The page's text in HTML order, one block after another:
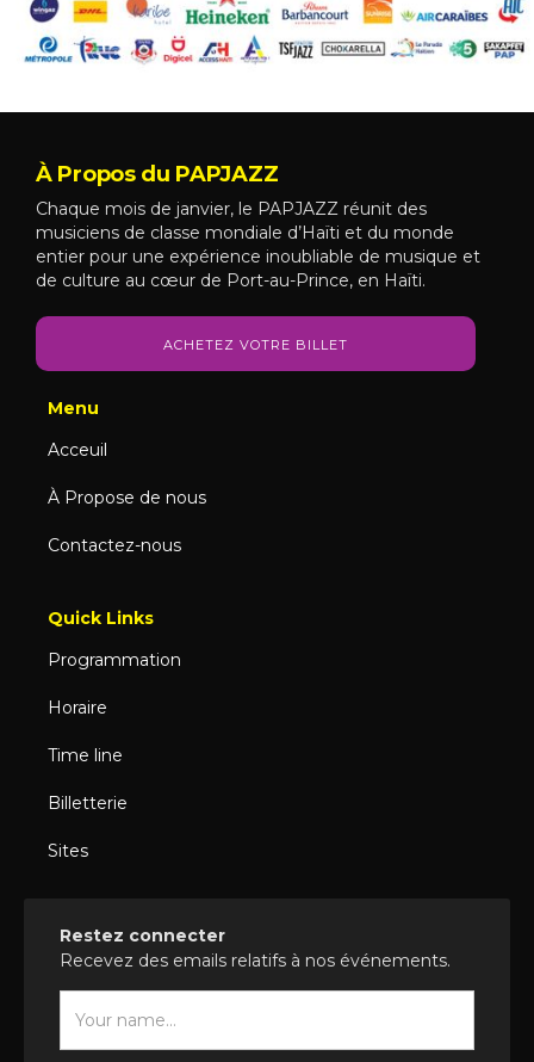
À Propos du PAPJAZZ
Chaque mois de janvier, le PAPJAZZ réunit des
musiciens de classe mondiale d’Haïti et du monde
entier pour une expérience inoubliable de musique et
de culture au cœur de Port-au-Prince, en Haïti.
ACHETEZ VOTRE BILLET
Menu
Acceuil
À Propose de nous
Contactez-nous
Quick Links
Programmation
Horaire
Time line
Billetterie
Sites
Restez connecter
Recevez des emails relatifs à nos événements.